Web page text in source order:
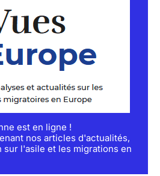
est en ligne !
nos articles d'actualités,
l'asile et les migrations en